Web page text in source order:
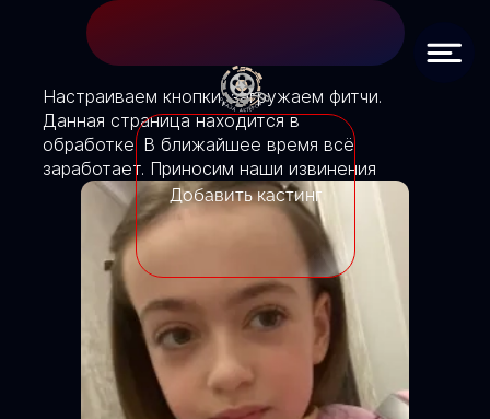
Добавить кастинг
Настраиваем кнопки, загружаем фитчи.
Данная страница находится в
обработке. В ближайшее время всё
заработает. Приносим наши извинения